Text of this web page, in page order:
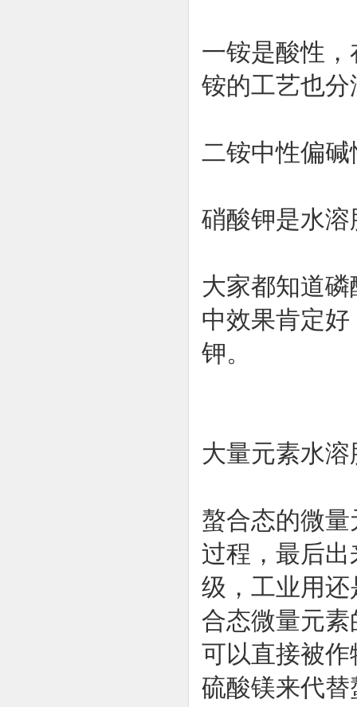
一铵是酸性
铵的工艺也分
二铵中性偏
硝酸钾是水
大家都知道
中效果肯定
钾。
大量元素水
螯合态的微
过程，最后
级，工业用
合态微量元
可以直接被
硫酸镁来代